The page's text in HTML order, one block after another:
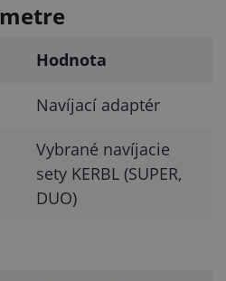
Hodnota
Navíjací adaptér
Vybrané navíjacie
sety KERBL (SUPER,
DUO)